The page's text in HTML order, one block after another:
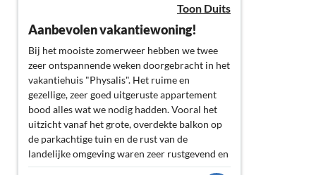
Toon Duits
Aanbevolen vakantiewoning!
Bij het mooiste zomerweer hebben we twee
zeer ontspannende weken doorgebracht in het
vakantiehuis "Physalis". Het ruime en
gezellige, zeer goed uitgeruste appartement
bood alles wat we nodig hadden. Vooral het
uitzicht vanaf het grote, overdekte balkon op
de parkachtige tuin en de rust van de
landelijke omgeving waren zeer rustgevend en
ontspannend voor ons.